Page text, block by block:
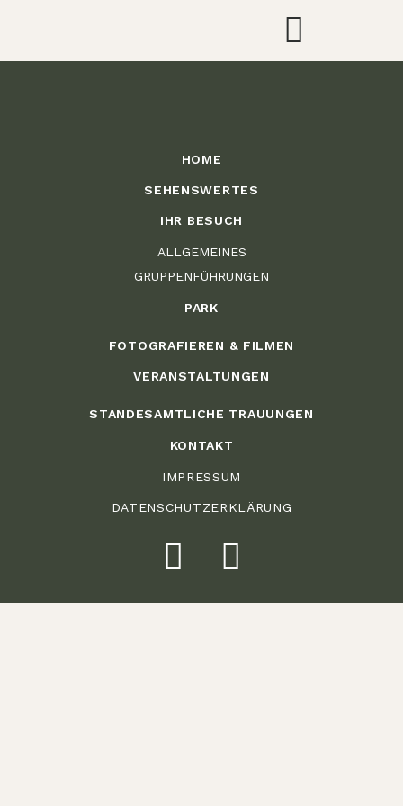
HOME
SEHENSWERTES
IHR BESUCH
ALLGEMEINES
GRUPPENFÜHRUNGEN
PARK
FOTOGRAFIEREN & FILMEN
VERANSTALTUNGEN
STANDESAMTLICHE TRAUUNGEN
KONTAKT
IMPRESSUM
DATENSCHUTZERKLÄRUNG